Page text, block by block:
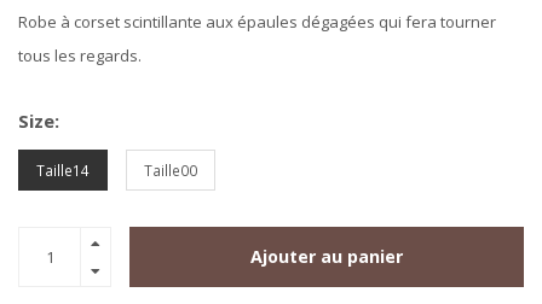
Robe à corset scintillante aux épaules dégagées qui fera tourner
tous les regards.
Size:
Taille14 Taille00
Ajouter au panier